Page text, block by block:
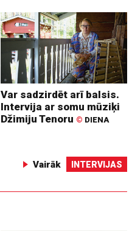
Var sadzirdēt arī balsis.
Intervija ar somu mūziķi
Džimiju Tenoru © DIENA
Vairāk INTERVIJAS